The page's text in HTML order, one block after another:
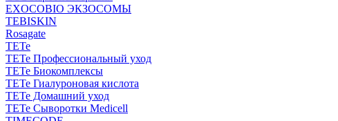
EXOCOBIO ЭКЗОСОМЫ
TEBISKIN
Rosagate
TETe
TETe Профессиональный уход
TETe Биокомплексы
TETe Гиалуроновая кислота
TETe Домашний уход
TETe Сыворотки Medicell